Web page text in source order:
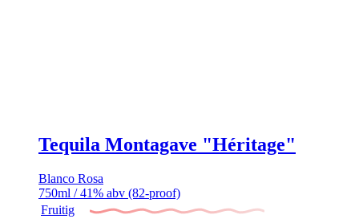
Tequila Montagave "Héritage"
Blanco Rosa
750ml / 41% abv (82-proof)
Fruitig